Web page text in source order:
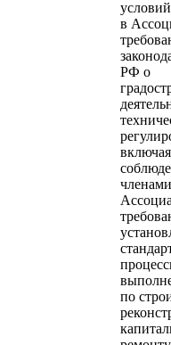
в
РФ о
включая
членами
по